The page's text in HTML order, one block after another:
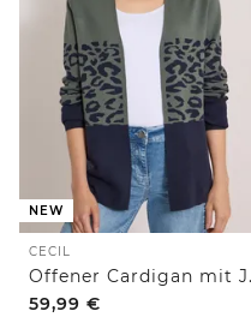
NEW
CECIL
59,99 €